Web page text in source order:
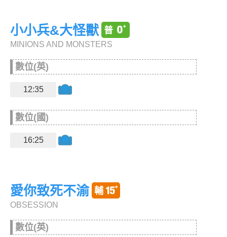
小小兵&大怪獸
MINIONS AND MONSTERS
數位(英)
12:35
數位(國)
16:25
愛你致死不渝
OBSESSION
數位(英)